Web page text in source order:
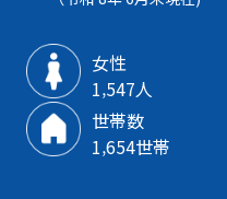
女性
1‚547人
世帯数
1‚654世帯